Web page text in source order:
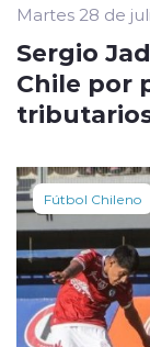
Martes 28 de
Sergio
Chile por
Fútbol Chileno